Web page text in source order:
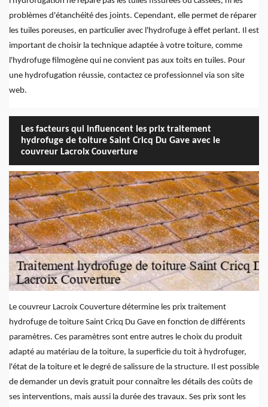
problèmes d'étanchéité des joints. Cependant, elle permet de réparer
les tuiles poreuses, en particulier avec l'hydrofuge à effet perlant. Il est
important de choisir la technique adaptée à votre toiture, comme
l'hydrofuge filmogène qui ne convient pas aux toits en tuiles. Pour
une hydrofugation réussie, contactez ce professionnel via son site
web.
Les facteurs qui influencent les prix traitement
hydrofuge de toiture Saint Cricq Du Gave avec le
couvreur Lacroix Couverture
Le couvreur Lacroix Couverture détermine les prix traitement
hydrofuge de toiture Saint Cricq Du Gave en fonction de différents
paramètres. Ces paramètres sont entre autres le choix du produit
adapté au matériau de la toiture, la superficie du toit à hydrofuger,
l'état de la toiture et le degré de salissure de la structure. Il est possible
de demander un devis gratuit pour connaître les détails des coûts de
ses interventions, mais aussi la durée des travaux. Ses prix sont les